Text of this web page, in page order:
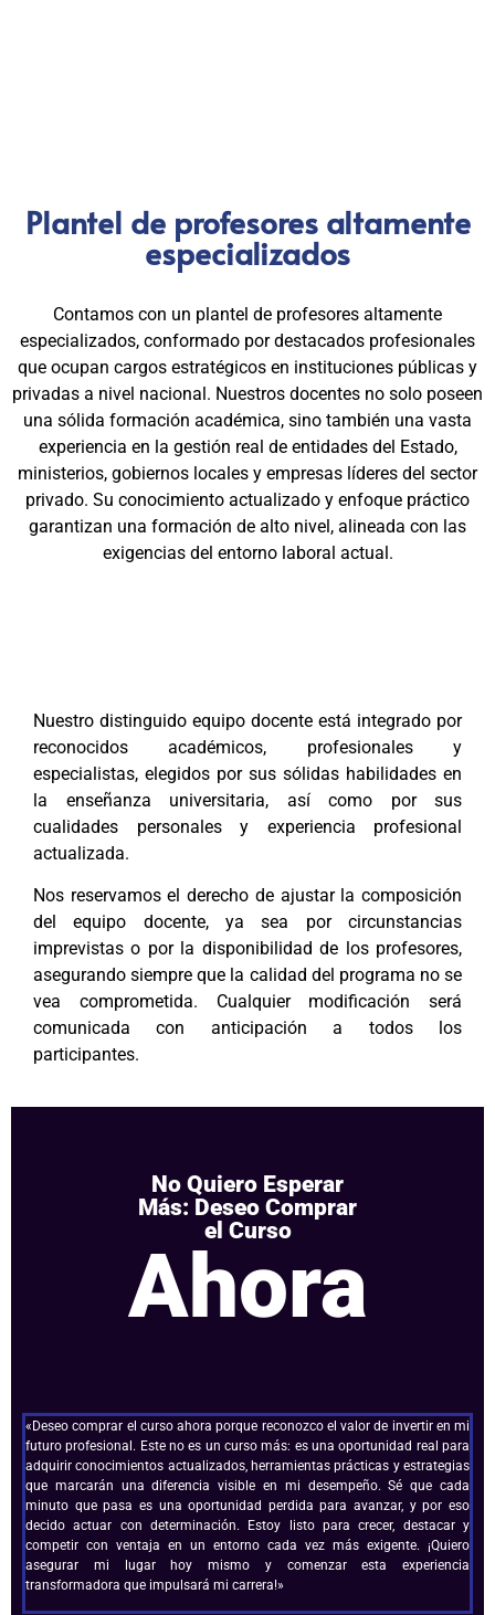
Plantel de profesores altamente
especializados
Contamos con un plantel de profesores altamente
especializados, conformado por destacados profesionales
que ocupan cargos estratégicos en instituciones públicas y
privadas a nivel nacional. Nuestros docentes no solo poseen
una sólida formación académica, sino también una vasta
experiencia en la gestión real de entidades del Estado,
ministerios, gobiernos locales y empresas líderes del sector
privado. Su conocimiento actualizado y enfoque práctico
garantizan una formación de alto nivel, alineada con las
exigencias del entorno laboral actual.
Nuestro distinguido equipo docente está integrado por
reconocidos académicos, profesionales y
especialistas, elegidos por sus sólidas habilidades en
la enseñanza universitaria, así como por sus
cualidades personales y experiencia profesional
actualizada.
Nos reservamos el derecho de ajustar la composición
del equipo docente, ya sea por circunstancias
imprevistas o por la disponibilidad de los profesores,
asegurando siempre que la calidad del programa no se
vea comprometida. Cualquier modificación será
comunicada con anticipación a todos los
participantes.
No Quiero Esperar
Más: Deseo Comprar
el Curso
Ahora
«Deseo comprar el curso ahora porque reconozco el valor de invertir en mi
futuro profesional. Este no es un curso más: es una oportunidad real para
adquirir conocimientos actualizados, herramientas prácticas y estrategias
que marcarán una diferencia visible en mi desempeño. Sé que cada
minuto que pasa es una oportunidad perdida para avanzar, y por eso
decido actuar con determinación. Estoy listo para crecer, destacar y
competir con ventaja en un entorno cada vez más exigente. ¡Quiero
asegurar mi lugar hoy mismo y comenzar esta experiencia
transformadora que impulsará mi carrera!»